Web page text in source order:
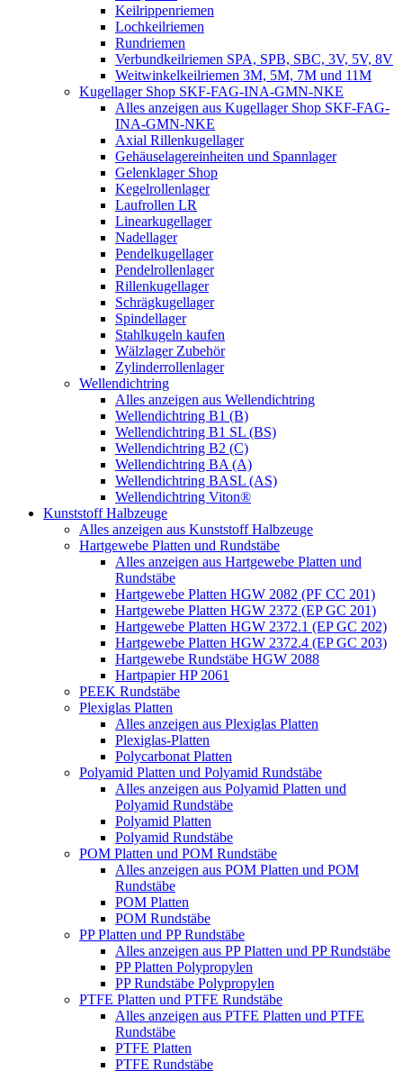
Keilrippenriemen
Lochkeilriemen
Rundriemen
Verbundkeilriemen SPA, SPB, SBC, 3V, 5V, 8V
Weitwinkelkeilriemen 3M, 5M, 7M und 11M
Kugellager Shop SKF-FAG-INA-GMN-NKE
Alles anzeigen aus Kugellager Shop SKF-FAG-
INA-GMN-NKE
Axial Rillenkugellager
Gehäuselagereinheiten und Spannlager
Gelenklager Shop
Kegelrollenlager
Laufrollen LR
Linearkugellager
Nadellager
Pendelkugellager
Pendelrollenlager
Rillenkugellager
Schrägkugellager
Spindellager
Stahlkugeln kaufen
Wälzlager Zubehör
Zylinderrollenlager
Wellendichtring
Alles anzeigen aus Wellendichtring
Wellendichtring B1 (B)
Wellendichtring B1 SL (BS)
Wellendichtring B2 (C)
Wellendichtring BA (A)
Wellendichtring BASL (AS)
Wellendichtring Viton®
Kunststoff Halbzeuge
Alles anzeigen aus Kunststoff Halbzeuge
Hartgewebe Platten und Rundstäbe
Alles anzeigen aus Hartgewebe Platten und
Rundstäbe
Hartgewebe Platten HGW 2082 (PF CC 201)
Hartgewebe Platten HGW 2372 (EP GC 201)
Hartgewebe Platten HGW 2372.1 (EP GC 202)
Hartgewebe Platten HGW 2372.4 (EP GC 203)
Hartgewebe Rundstäbe HGW 2088
Hartpapier HP 2061
PEEK Rundstäbe
Plexiglas Platten
Alles anzeigen aus Plexiglas Platten
Plexiglas-Platten
Polycarbonat Platten
Polyamid Platten und Polyamid Rundstäbe
Alles anzeigen aus Polyamid Platten und
Polyamid Rundstäbe
Polyamid Platten
Polyamid Rundstäbe
POM Platten und POM Rundstäbe
Alles anzeigen aus POM Platten und POM
Rundstäbe
POM Platten
POM Rundstäbe
PP Platten und PP Rundstäbe
Alles anzeigen aus PP Platten und PP Rundstäbe
PP Platten Polypropylen
PP Rundstäbe Polypropylen
PTFE Platten und PTFE Rundstäbe
Alles anzeigen aus PTFE Platten und PTFE
Rundstäbe
PTFE Platten
PTFE Rundstäbe